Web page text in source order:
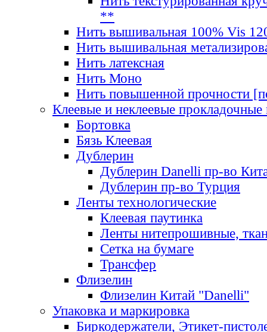
**
Нить вышивальная 100% Vis
Нить вышивальная
Нить латексная
Нить Моно
Нить повышенной прочности
Клеевые и неклеевые прокладочные
Бортовка
Бязь Клеевая
Дублерин
Дублерин Danelli пр-во
Дублерин пр-во Турция
Ленты технологические
Клеевая паутинка
Ленты нитепрошивные,
Сетка на бумаге
Трансфер
Флизелин
Флизелин Китай "Danelli"
Упаковка и маркировка
Биркодержатели, Этикет-